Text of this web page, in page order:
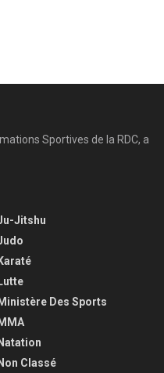
Sportives de la RDC, a
Jitshu
Des Sports
Classé